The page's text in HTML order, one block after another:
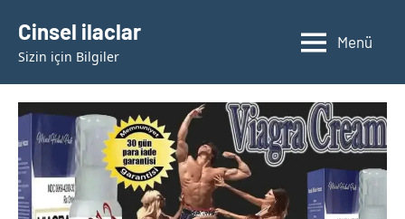
geçCinsel ilaclar
Sizin için Bilgiler
Menü